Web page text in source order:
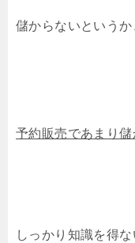
儲からないというか
予約販売であまり儲
しっかり知識を得